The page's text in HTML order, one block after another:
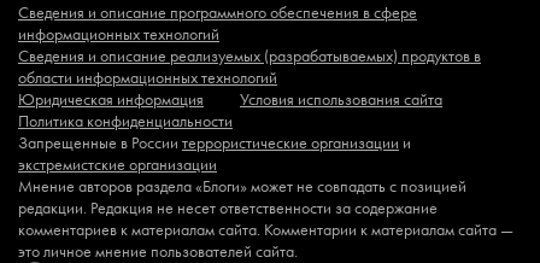
Мнение авторов раздела «Блоги» может не совпадать с позицией
редакции. Редакция не несет ответственности за содержание
комментариев к материалам сайта. Комментарии к материалам сайта —
это личное мнение пользователей сайта.
Запрещенные в России террористические организации и
экстремистские организации
Сведения и описание программного обеспечения в сфере
информационных технологий
Сведения и описание реализуемых (разрабатываемых) продуктов в
области информационных технологий
Юридическая информация
Условия использования сайта
Политика конфиденциальности